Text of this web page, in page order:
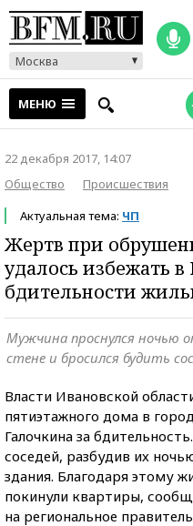
Москва
МЕНЮ
22 декабря 2017, 14:07
Общество
Происшествия
Актуальная тема: ЧП
Жертв при
удалось избежать
бдительности
Мужчина проснулся ночью
стене и бросился будить
Власти Ивановской
пятиэтажного дома в
Галочкина за
соседей, разбудив их
здания. Благодаря этому
покинули квартиры,
на региональное